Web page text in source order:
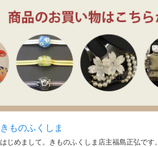
きものふくしま
はじめまして。きものふくしま店主福島正弘です。